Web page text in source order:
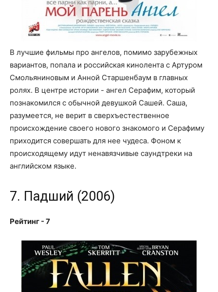
В лучшие фильмы про ангелов, помимо зарубежных
вариантов, попала и российская кинолента с Артуром
Смольяниновым и Анной Старшенбаум в главных
ролях. В центре истории - ангел Серафим, который
познакомился с обычной девушкой Сашей. Саша,
разумеется, не верит в сверхъестественное
происхождение своего нового знакомого и Серафиму
приходится совершать для нее чудеса. Фоном к
происходящему идут ненавязчивые саундтреки на
английском языке.
7. Падший (2006)
Рейтинг - 7